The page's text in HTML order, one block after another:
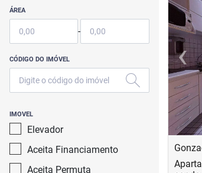
ÁREA
-
CÓDIGO DO IMÓVEL
IMOVEL
Elevador
Aceita Financiamento
Aceita Permuta
‹